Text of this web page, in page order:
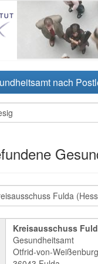
nach
Kreisausschuss
Gesundheitsamt
Otfrid-von-